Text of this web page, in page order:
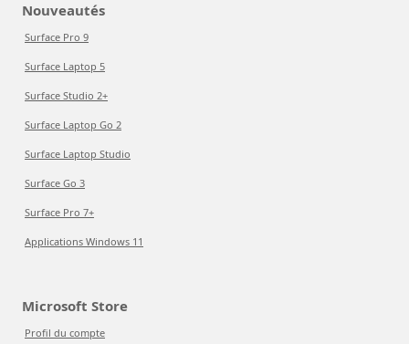
Nouveautés
Surface Pro 9
Surface Laptop 5
Surface Studio 2+
Surface Laptop Go 2
Surface Laptop Studio
Surface Go 3
Surface Pro 7+
Applications Windows 11
Microsoft Store
Profil du compte